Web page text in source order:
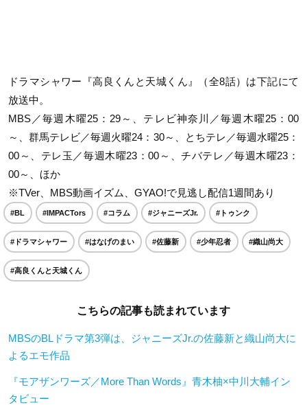
ドラマシャワー『高良くんと天城くん』（全8話）は下記にて
放送中。
MBS／毎週木曜25：29～、テレビ神奈川／毎週木曜25：00
～、群馬テレビ／毎週火曜24：30～、とちテレ／毎週水曜25：
00～、テレ玉／毎週木曜23：00～、チバテレ／毎週木曜23：
00～、ほか
※TVer、MBS動画イズム、GYAO!で見逃し配信1週間あり
#BL #IMPACTors #コラム #ジャニーズJr. #トゥンク
#ドラマシャワー #はなげのまい #佐藤新 #少年忍者 #織山尚大
#高良くんと天城くん
こちらの記事も読まれています
MBSのBLドラマ第3弾は、ジャニーズJr.の佐藤新と織山尚大に
よるエモ作品
『モアザンワーズ／More Than Words』青木柚×中川大輔イン
タビュー